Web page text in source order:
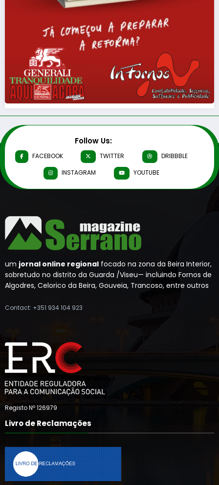
Follow Us:
FACEBOOK TWITTER
DRIBBBLE
INSTAGRAM
YOUTUBE
um jornal online regional focado na zona da Beira Interior,
sobretudo no distrito da Guarda /Viseu— incluindo Fornos de
Algodres, Celorico da Beira, Gouveia, Trancoso, entre outros
Contact: +351 934 104 923
Registo Nº 126979
Livro de Reclamações